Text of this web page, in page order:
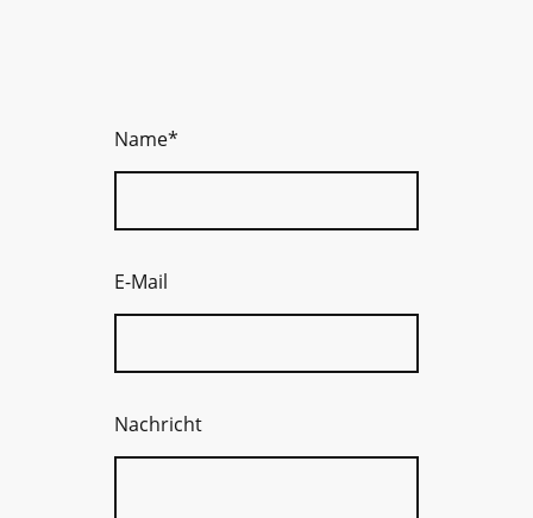
Name*
E-Mail
Nachricht